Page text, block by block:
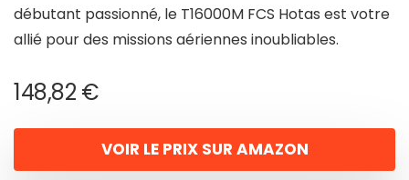
débutant passionné, le T16000M FCS Hotas est votre
allié pour des missions aériennes inoubliables.
148,82 €
VOIR LE PRIX SUR AMAZON